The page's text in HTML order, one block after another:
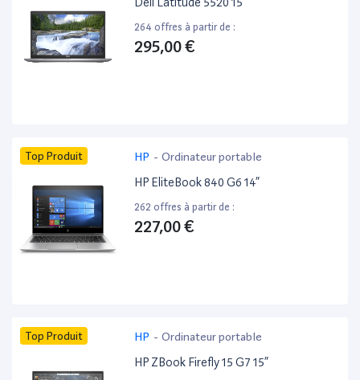
264 offres à partir de :
295,00 €
Top Produit HP - Ordinateur portable
HP EliteBook 840 G6 14”
262 offres à partir de :
227,00 €
Top Produit HP - Ordinateur portable
HP ZBook Firefly 15 G7 15”